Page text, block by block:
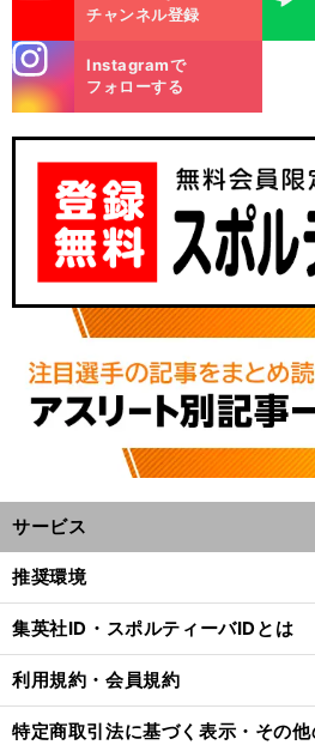
チャンネル登録
m
Instagramで
フォローする
サービス
推奨環境
集英社ID・スポルティーバIDとは
利用規約・会員規約
特定商取引法に基づく表示・その